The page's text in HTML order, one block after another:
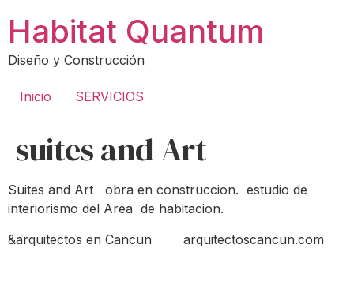
contenido
Habitat Quantum
Diseño y Construcción
Inicio SERVICIOS
suites and Art
Suites and Art obra en construccion. estudio de
interiorismo del Area de habitacion.
&arquitectos en Cancun arquitectoscancun.com